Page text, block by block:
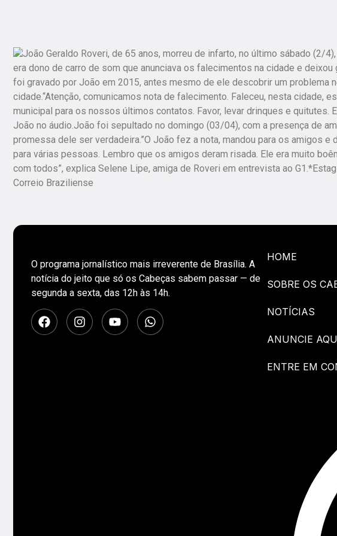
João Geraldo Roveri, de 65 anos, morreu de infarto, no último sábado (2/
era dono de carro de som que anunciava os falecimentos na cidade e
foi gravado por João em 2015, antes mesmo de ele descobrir um problema
cidade.“Atenção, comunicamos nota de falecimento. Faleceu, nesta cidade,
municipal para os nossos últimos contatos. Favor, levar drinques e quitutes.
João no áudio.João foi sepultado no domingo (03/04), com a presença de
promessa dele ser verdadeira.”O João fez a nota, mandou para os amigos
para várias pessoas. Lembro que os amigos deram risada. Ele era muito
com todos”, explica Selene Lipe, amiga de Roveri em entrevista ao
Correio Braziliense
O programa jornalístico mais irreverente de Brasília. A
notícia do jeito que só os Cabeças sabem passar — de
segunda a sexta, das 12h às 14h.
HOME
SOBRE OS
NOTÍCIAS
ANUNCIE
ENTRE EM